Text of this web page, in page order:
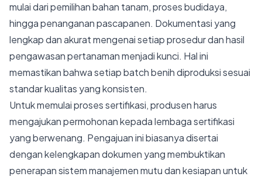
mulai dari pemilihan bahan tanam, proses budidaya,
hingga penanganan pascapanen. Dokumentasi yang
lengkap dan akurat mengenai setiap prosedur dan hasil
pengawasan pertanaman menjadi kunci. Hal ini
memastikan bahwa setiap batch benih diproduksi sesuai
standar kualitas yang konsisten.
Untuk memulai proses sertifikasi, produsen harus
mengajukan permohonan kepada lembaga sertifikasi
yang berwenang. Pengajuan ini biasanya disertai
dengan kelengkapan dokumen yang membuktikan
penerapan sistem manajemen mutu dan kesiapan untuk